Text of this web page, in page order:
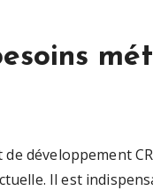
développement
Il est